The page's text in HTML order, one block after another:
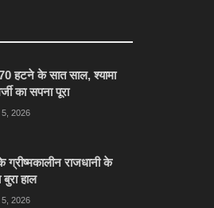
हटने के सात साल, श्यामा
का सपना पूरा
2026
ग्रीष्मकालीन राजधानी के
बुरा हाल
2026